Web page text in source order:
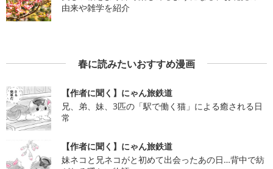
由来や雑学を紹介
春に読みたいおすすめ漫画
【作者に聞く】にゃん旅鉄道
兄、弟、妹、3匹の「駅で働く猫」による癒される日
常
【作者に聞く】にゃん旅鉄道
妹ネコと兄ネコがと初めて出会ったあの日…背中で紡